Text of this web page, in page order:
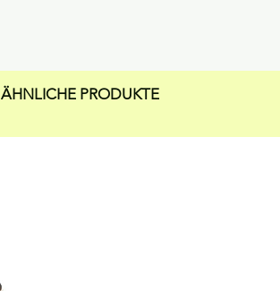
ÄHNLICHE PRODUKTE